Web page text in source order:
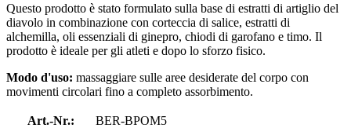
Questo prodotto è stato formulato sulla base di estratti di artiglio del
diavolo in combinazione con corteccia di salice, estratti di
alchemilla, oli essenziali di ginepro, chiodi di garofano e timo. Il
prodotto è ideale per gli atleti e dopo lo sforzo fisico.
Modo d'uso: massaggiare sulle aree desiderate del corpo con
movimenti circolari fino a completo assorbimento.
Art.-Nr.:
BER-BPOM5